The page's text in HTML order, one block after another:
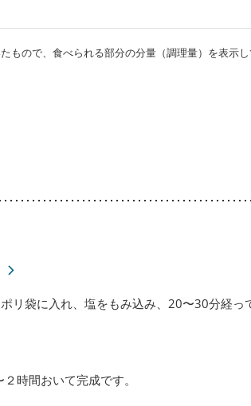
ので、食べられる部分の分量（調理量）を表示し
リ袋に入れ、塩をもみ込み、20〜30分経っ
時間おいて完成です。